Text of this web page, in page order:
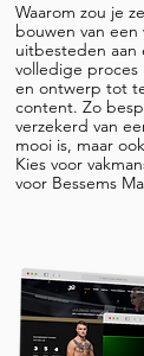
Waarom zou je
bouwen van
uitbesteden aan
volledige proces
en ontwerp tot
content. Zo
verzekerd van
mooi is, maar
Kies voor
voor Bessems